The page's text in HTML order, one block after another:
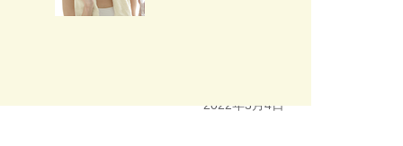
2022年3月4日